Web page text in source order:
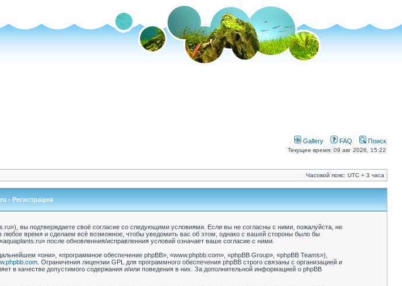
Gallery FAQ Поиск
Текущее время: 09 авг 2026, 15:22
Часовой пояс: UTC + 3 часа
- Регистрация
вы подтверждаете своё согласие со следующими условиями. Если вы не согласны с ними, пожалуйста, не
время и сделаем всё возможное, чтобы уведомить вас об этом, однако с вашей стороны было бы
после обновленния/исправленния условий означает ваше согласие с ними.
«они», «программное обеспечение phpBB», «www.phpbb.com», «phpBB Group», «phpBB Teams»),
. Ограничения лицензии GPL для программного обеспечения phpBB строго связаны с организацией и
в качестве допустимого содержания и/или поведения в них. За дополнительной информацией о phpBB